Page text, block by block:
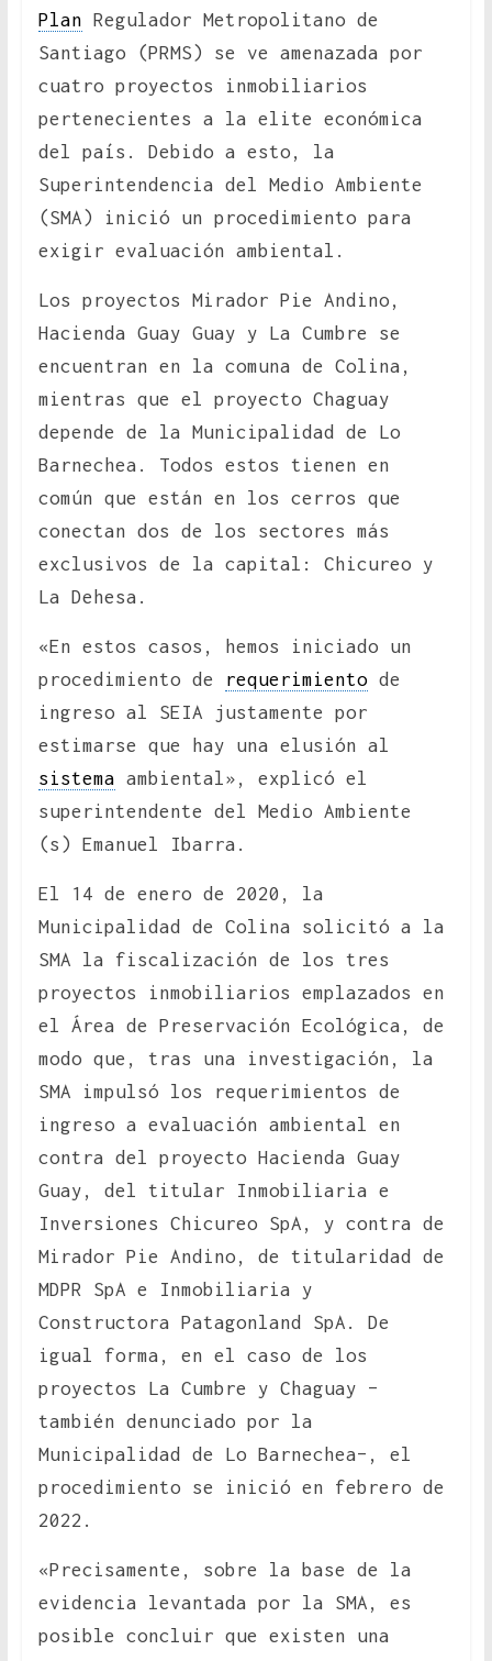
Plan Regulador Metropolitano de
Santiago (PRMS) se ve amenazada por
cuatro proyectos inmobiliarios
pertenecientes a la elite económica
del país. Debido a esto, la
Superintendencia del Medio Ambiente
(SMA) inició un procedimiento para
exigir evaluación ambiental.
Los proyectos Mirador Pie Andino,
Hacienda Guay Guay y La Cumbre se
encuentran en la comuna de Colina,
mientras que el proyecto Chaguay
depende de la Municipalidad de Lo
Barnechea. Todos estos tienen en
común que están en los cerros que
conectan dos de los sectores más
exclusivos de la capital: Chicureo y
La Dehesa.
«En estos casos, hemos iniciado un
procedimiento de
requerimientode
ingreso al SEIA justamente por
estimarse que hay una elusión al
sistema ambiental», explicó el
superintendente del Medio Ambiente
(s) Emanuel Ibarra.
El 14 de enero de 2020, la
Municipalidad de Colina solicitó a la
SMA la fiscalización de los tres
proyectos inmobiliarios emplazados en
el Área de Preservación Ecológica, de
modo que, tras una investigación, la
SMA impulsó los requerimientos de
ingreso a evaluación ambiental en
contra del proyecto Hacienda Guay
Guay, del titular Inmobiliaria e
Inversiones Chicureo SpA, y contra de
Mirador Pie Andino, de titularidad de
MDPR SpA e Inmobiliaria y
Constructora Patagonland SpA. De
igual forma, en el caso de los
proyectos La Cumbre y Chaguay –
también denunciado por la
Municipalidad de Lo Barnechea–, el
procedimiento se inició en febrero de
2022.
«Precisamente, sobre la base de la
evidencia levantada por la SMA, es
posible concluir que existen una